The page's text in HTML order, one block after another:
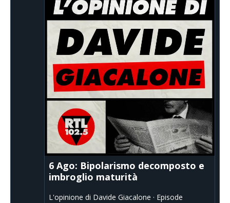
6 Ago: Bipolarismo decomposto e
imbroglio maturità
L'opinione di Davide Giacalone · Episode